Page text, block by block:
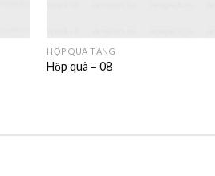
HỘP QUÀ TẶNG
Hộp quà – 08